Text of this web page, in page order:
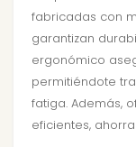
fabricadas con
garantizan
ergonómico
permitiéndote
fatiga. Además,
eficientes,